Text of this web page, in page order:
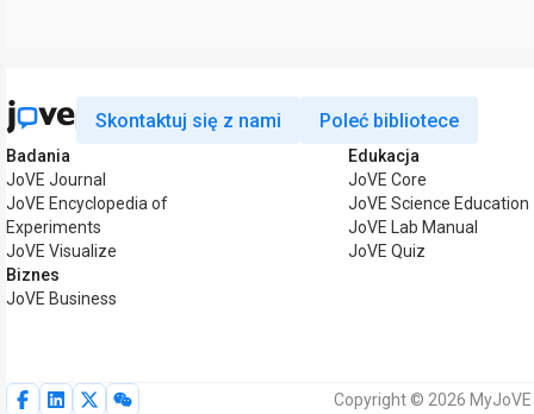
Skontaktuj się z nami Poleć bibliotece
Badania
JoVE Journal
JoVE Encyclopedia of
Experiments
JoVE Visualize
Biznes
JoVE Business
Edukacja
JoVE Core
JoVE Science Education
JoVE Lab Manual
JoVE Quiz
Copyright © 2026